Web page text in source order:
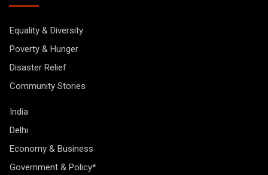
Equality & Diversity
Poverty & Hunger
Disaster Relief
Community Stories
India
Delhi
Economy & Business
Government & Policy*